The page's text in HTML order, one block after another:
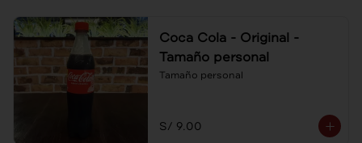
Coca Cola - Original -
Tamaño personal
Tamaño personal
S/ 9.00